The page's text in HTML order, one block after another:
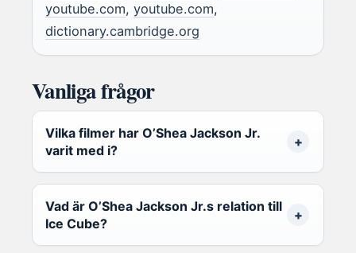
youtube.com, youtube.com,
dictionary.cambridge.org
Vanliga frågor
Vilka filmer har O’Shea Jackson Jr.
varit med i?
Vad är O’Shea Jackson Jr.s relation till
Ice Cube?